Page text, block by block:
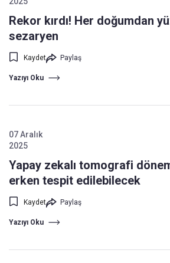
Rekor kırdı! Her doğumdan
sezaryen
Kaydet Paylaş
Yazıyı Oku
07 Aralık
2025
Yapay zekalı tomografi
erken tespit edilebilecek
Kaydet Paylaş
Yazıyı Oku